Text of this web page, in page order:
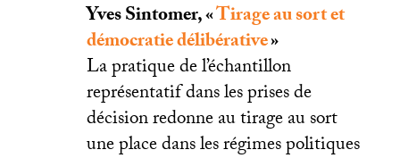
Yves Sintomer, «Tirage au sort et
démocratie délibérative»
La pratique de l’échantillon
représentatif dans les prises de
décision redonne au tirage au sort
une place dans les régimes politiques